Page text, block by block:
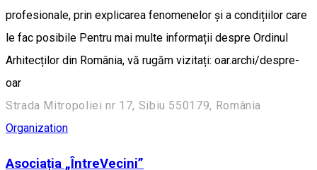
profesionale, prin explicarea fenomenelor și a condițiilor care
le fac posibile Pentru mai multe informații despre Ordinul
Arhitecților din România, vă rugăm vizitați: oar.archi/despre-
oar
Strada Mitropoliei nr 17, Sibiu 550179, România
Organization
Asociația „ÎntreVecini”